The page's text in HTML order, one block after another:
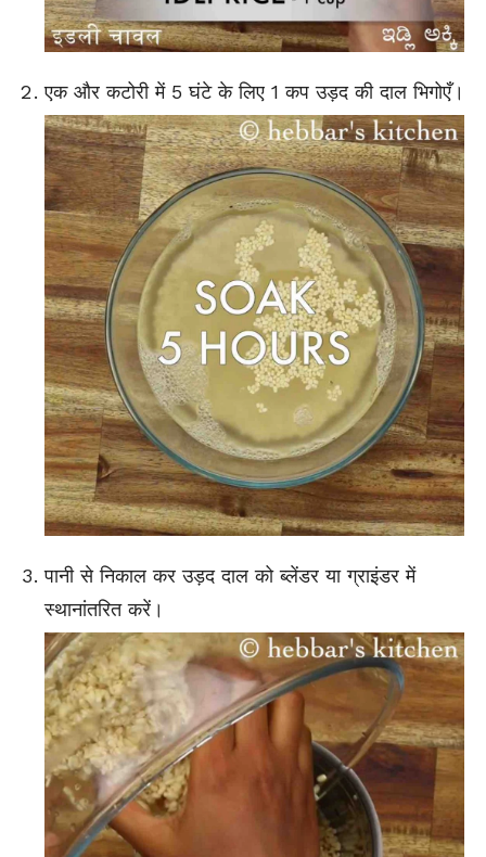
एक और कटोरी में 5 घंटे के लिए 1 कप उड़द की दाल भिगोएँ।
पानी से निकाल कर उड़द दाल को ब्लेंडर या ग्राइंडर में
स्थानांतरित करें।